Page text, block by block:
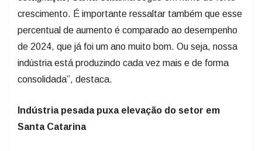
crescimento. É importante ressaltar também que esse
percentual de aumento é comparado ao desempenho
de 2024, que já foi um ano muito bom. Ou seja, nossa
indústria está produzindo cada vez mais e de forma
consolidada”, destaca.
Indústria pesada puxa elevação do setor em
Santa Catarina